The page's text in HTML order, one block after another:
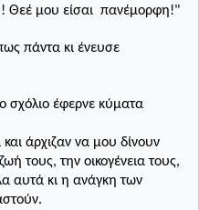
Θεέ μου είσαι πανέμορφη!"
πάντα κι ένευσε
σχόλιο έφερνε κύματα
άρχιζαν να μου δίνουν
τους, την οικογένεια τους,
αυτά κι η ανάγκη των